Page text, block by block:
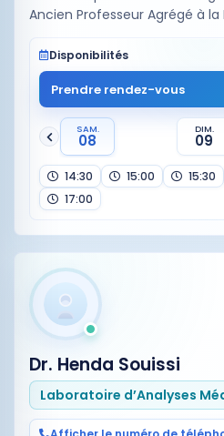
Ancien Professeur Agrégé à
Disponibilités
Prendre rendez-vous
SAM.
08
DIM.
09
14:30 15:00 15:30
17:00
Dr. Henda Souissi
Laboratoire d’Analyses